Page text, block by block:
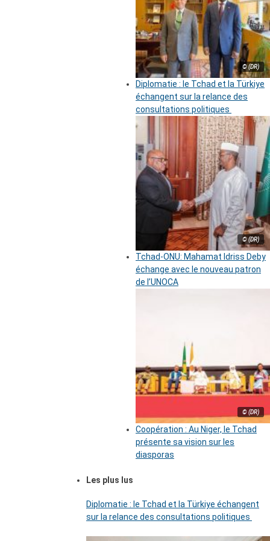
© (DR)
Diplomatie : le Tchad et la Türkiye
échangent sur la relance des
consultations politiques
© (DR)
Tchad-ONU: Mahamat Idriss Deby
échange avec le nouveau patron
de l’UNOCA
© (DR)
Coopération : Au Niger, le Tchad
présente sa vision sur les
diasporas
Les plus lus
Diplomatie : le Tchad et la Türkiye échangent
sur la relance des consultations politiques